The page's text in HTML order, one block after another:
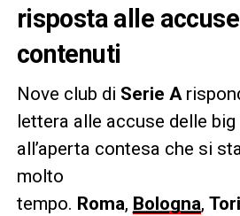
risposta alle
contenuti
Nove club di Serie A
lettera alle accuse delle
all’aperta contesa che si
molto
tempo. Roma, Bologna,